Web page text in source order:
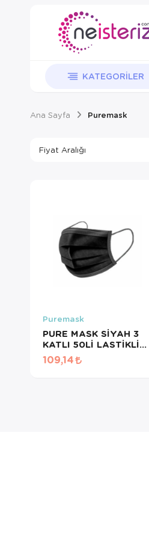
KATEGORILER
Ana Sayfa Puremask
Fiyat Aralığı
Puremask
PURE MASK SİYAH 3
KATLI 50Lİ LASTİKLİ
MASKE
109,14